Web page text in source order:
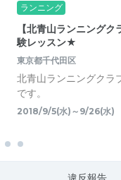
ランニング
【北青山ランニング
験レッスン★
東京都千代田区
北青山ランニングクラ
です。
2018/9/5(水)～9/26(水)
違反報告